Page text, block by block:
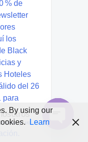
By using our
Learn